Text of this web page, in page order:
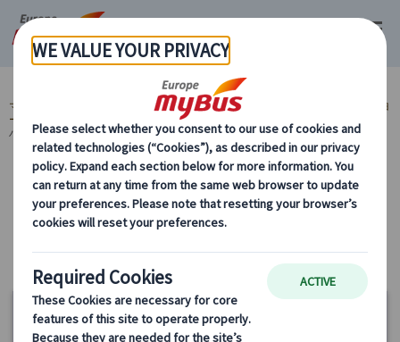
マイバス・ヨーロッパ ヨーロッパ周遊『ランドクルーズ』とは？ (59)
ヨ
ーロッパ周遊旅行『ランドクルーズ』 (59)
ハ発(チェコ) (1)
カテゴリーから探す
出発都市から選ぶ プラハ発(チェコ)